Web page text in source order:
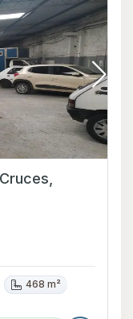
468 m²